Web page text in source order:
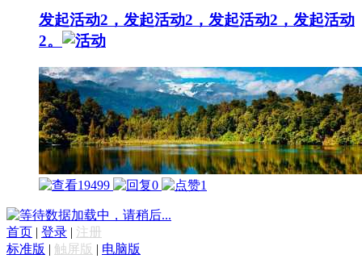
发起活动2，发起活动2，发起活动2，发起活动
2。
19499 0 1
数据加载中，请稍后...
首页 | 登录 | 注册
标准版 | 触屏版 | 电脑版